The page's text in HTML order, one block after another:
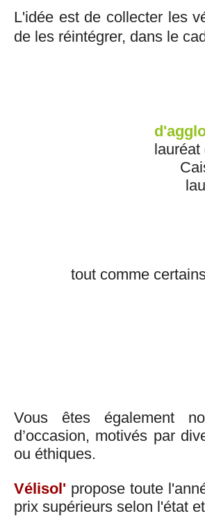
L'idée est de collecter les
de les réintégrer, dans le
lauréat
tout comme
Vous êtes également
d’occasion, motivés par
ou éthiques.
Vélisol' propose toute
prix supérieurs selon l'état